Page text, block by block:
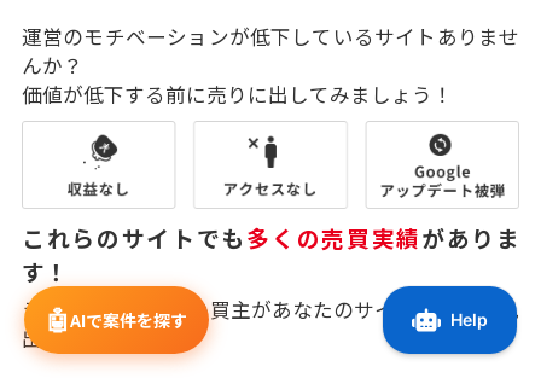
運営のモチベーションが低下しているサイトありませ
んか？
価値が低下する前に売りに出してみましょう！
これらのサイトでも多くの売買実績がありま
す！
ラッコM&Aの幅広い買主があなたのサイトに価値を見
出してくれます。
🤖AIで案件を探す